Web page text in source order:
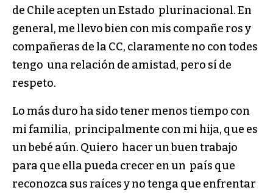
de Chile acepten un Estado plurinacional. En
general, me llevo bien con mis compañe ros y
compañeras de la CC, claramente no con todes
tengo una relación de amistad, pero sí de
respeto.
Lo más duro ha sido tener menos tiempo con
mi familia, principalmente con mi hija, que es
un bebé aún. Quiero hacer un buen trabajo
para que ella pueda crecer en un país que
reconozca sus raíces y no tenga que enfrentar